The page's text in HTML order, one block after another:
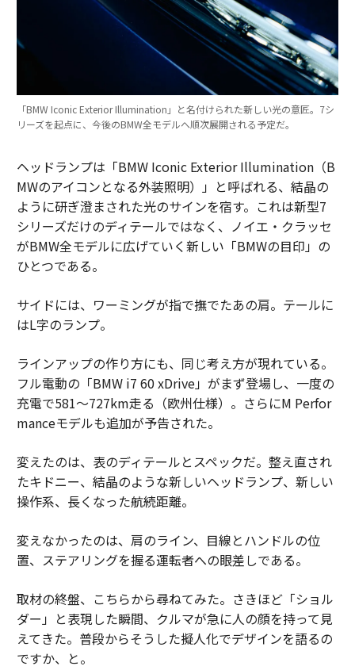
「BMW Iconic Exterior Illumination」と名付けられた新しい光の意匠。7シ
リーズを起点に、今後のBMW全モデルへ順次展開される予定だ。
ヘッドランプは「BMW Iconic Exterior Illumination（B
MWのアイコンとなる外装照明）」と呼ばれる、結晶の
ように研ぎ澄まされた光のサインを宿す。これは新型7
シリーズだけのディテールではなく、ノイエ・クラッセ
がBMW全モデルに広げていく新しい「BMWの目印」の
ひとつである。
サイドには、ワーミングが指で撫でたあの肩。テールに
はL字のランプ。
ラインアップの作り方にも、同じ考え方が現れている。
フル電動の「BMW i7 60 xDrive」がまず登場し、一度の
充電で581〜727km走る（欧州仕様）。さらにM Perfor
manceモデルも追加が予告された。
変えたのは、表のディテールとスペックだ。整え直され
たキドニー、結晶のような新しいヘッドランプ、新しい
操作系、長くなった航続距離。
変えなかったのは、肩のライン、目線とハンドルの位
置、ステアリングを握る運転者への眼差しである。
取材の終盤、こちらから尋ねてみた。さきほど「ショル
ダー」と表現した瞬間、クルマが急に人の顔を持って見
えてきた。普段からそうした擬人化でデザインを語るの
ですか、と。